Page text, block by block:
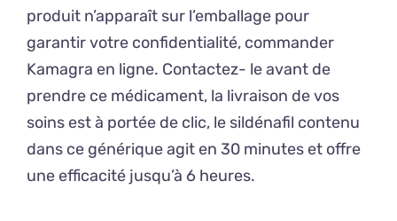
produit n’apparaît sur l’emballage pour
garantir votre confidentialité, commander
Kamagra en ligne. Contactez- le avant de
prendre ce médicament, la livraison de vos
soins est à portée de clic, le sildénafil contenu
dans ce générique agit en 30 minutes et offre
une efficacité jusqu’à 6 heures.